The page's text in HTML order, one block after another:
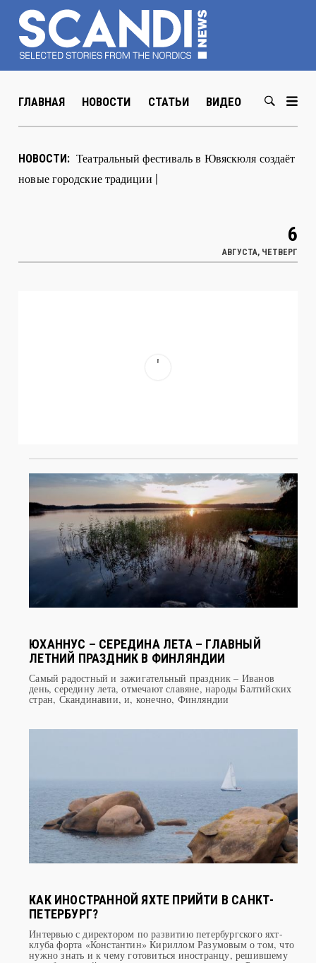
ГЛАВНАЯ НОВОСТИ СТАТЬИ ВИДЕО ABOUT US
НОВОСТИ: В Хельсинки открылась выставка худож|
АВГУСТА, ЧЕТВЕРГ
ЛЕТНИЙ ПРАЗДНИК В ФИНЛЯНДИИ
Самый радостный и зажигательный праздник – Иванов
день, середину лета, отмечают славяне, народы Балтийских
стран, Скандинавии, и, конечно, Финляндии
ПЕТЕРБУРГ?
Интервью с директором по развитию петербургского яхт-
нужно знать и к чему готовиться иностранцу, решившему
на собственной яхте посетить северную столицу России